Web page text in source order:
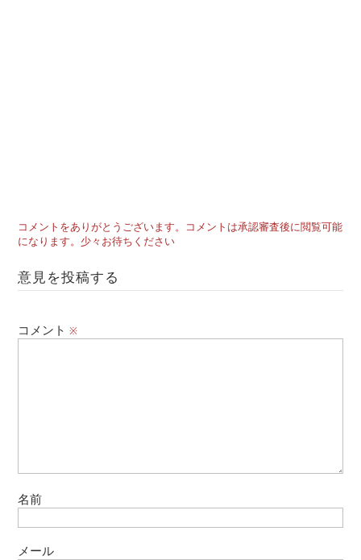
コメントをありがとうございます。コメントは承認審査後に閲覧可能
になります。少々お待ちください
意見を投稿する
コメント※
名前
メール